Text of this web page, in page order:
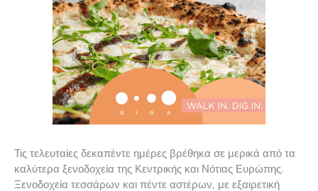
Τις τελευταίες δεκαπέντε ημέρες βρέθηκα σε μερικά από τα
καλύτερα ξενοδοχεία της Κεντρικής και Νότιας Ευρώπης.
Ξενοδοχεία τεσσάρων και πέντε αστέρων, με εξαιρετική